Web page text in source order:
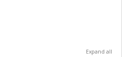
Expand all